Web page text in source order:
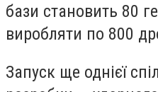
бази становить 80
виробляти по 800
Запуск ще однієї